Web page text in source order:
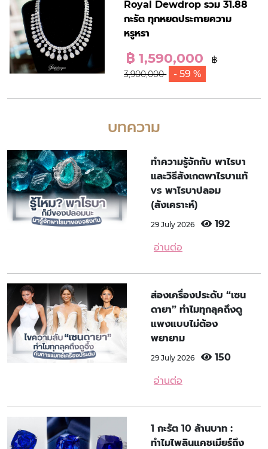
Royal Dewdrop รวม 31.88
กะรัต ทุกหยดประกายความ
หรูหรา
฿ 1,590,000
฿
3,900,000
- 59 %
บทความ
ทำความรู้จักกับ พาไรบา
และวิธีสังเกตพาไรบาแท้
vs พาไรบาปลอม
(สังเคราะห์)
29 July 2026 192
อ่านต่อ
ส่องเครื่องประดับ “เซน
ดายา” ทำไมทุกลุคถึงดู
แพงแบบไม่ต้อง
พยายาม
29 July 2026 150
อ่านต่อ
1 กะรัต 10 ล้านบาท :
ทำไมไพลินแคชเมียร์ถึง